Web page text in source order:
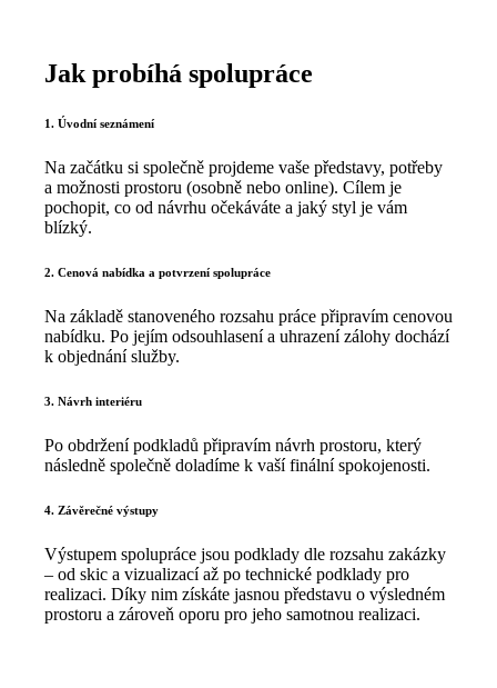
Jak probíhá spolupráce
1. Úvodní seznámení
Na začátku si společně projdeme vaše představy, potřeby
a možnosti prostoru (osobně nebo online). Cílem je
pochopit, co od návrhu očekáváte a jaký styl je vám
blízký.
2. Cenová nabídka a potvrzení spolupráce
Na základě stanoveného rozsahu práce připravím cenovou
nabídku. Po jejím odsouhlasení a uhrazení zálohy dochází
k objednání služby.
3. Návrh interiéru
Po obdržení podkladů připravím návrh prostoru, který
následně společně doladíme k vaší finální spokojenosti.
4. Závěrečné výstupy
Výstupem spolupráce jsou podklady dle rozsahu zakázky
– od skic a vizualizací až po technické podklady pro
realizaci. Díky nim získáte jasnou představu o výsledném
prostoru a zároveň oporu pro jeho samotnou realizaci.